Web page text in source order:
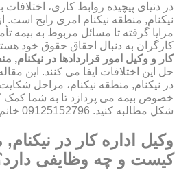
در دنیای پیچیده روابط کاری، اختلافات
نیکنام, منطقه نیکنام امری رایج
مزایا گرفته تا مسائل مربوط به بیمه
کارگران به دنبال احقاق حقوق خود
کار و وکیل امور قراردادها در نیکنام,
حل این اختلافات ایفا می کنند. این
در نیکنام, منطقه نیکنام، مراحل
خصوص بیمه می پردازد تا به شما کمک
شکل مطالبه کنید. 09125152796 خانم سیده رقیه موسوی
وکیل اداره کار در
کیست و چه وظایفی